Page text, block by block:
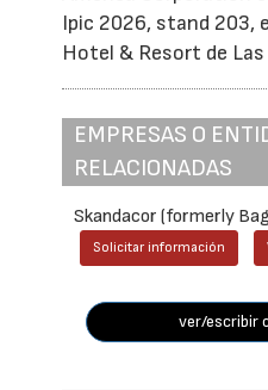
Ipic 2026, stand 203,
Hotel & Resort de Las
EMPRESAS O
RELACIONADAS
Skandacor (formerly
Solicitar información
ver/escribir